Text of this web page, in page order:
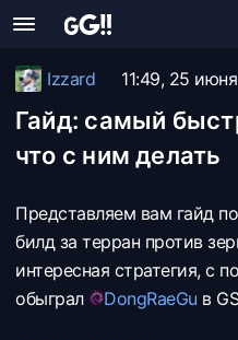
Izzard 11:49, 25
Гайд: самый
что с ним делать
Представляем вам гайд
билд за терран против
интересная стратегия, с
обыграл
DongRaeGu в